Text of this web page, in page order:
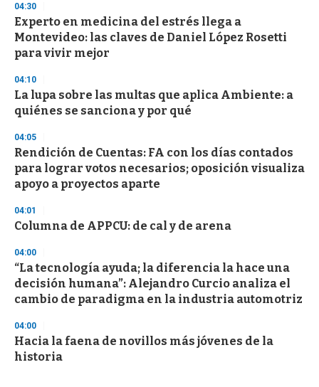
n
d
s
04:30
Experto en medicina del estrés llega a
Montevideo: las claves de Daniel López Rosetti
para vivir mejor
04:10
La lupa sobre las multas que aplica Ambiente: a
quiénes se sanciona y por qué
04:05
Rendición de Cuentas: FA con los días contados
para lograr votos necesarios; oposición visualiza
apoyo a proyectos aparte
04:01
Columna de APPCU: de cal y de arena
04:00
“La tecnología ayuda; la diferencia la hace una
decisión humana”: Alejandro Curcio analiza el
cambio de paradigma en la industria automotriz
04:00
Hacia la faena de novillos más jóvenes de la
historia